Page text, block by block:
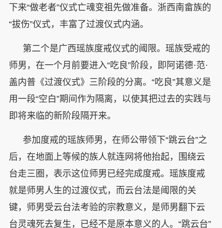
下来“做老者”仪式亡魂变祖先做准备。浙西南畲族的
“拔伤”仪式，丰富了过渡仪式内涵。
第二个是广西瑶族度戒仪式的阈限。瑶族受戒的
师男，在一个月前要进入“吃良”阶段，即阿诺德·范·
盖内普《过渡仪式》三阶段的分离。“吃良”其意义是
用一段“空白”期间作为隔离，以使其把过去的实践与
即将来临的新阶段隔开来。
参加度戒的瑶族师男，在师公带领下“跳云台”之
后，在地面上等候的族人就连网将他抬起，围绕云
台走三圈，表示这位师男已经完成度戒。瑶族度戒
就是师男人生的过渡仪式，而云台法是阈限的关
键，师男受云台法考验的宗教意义，是师男翻下云
台灵魂死去复生，已经不是原本意义的人。“跳云台”